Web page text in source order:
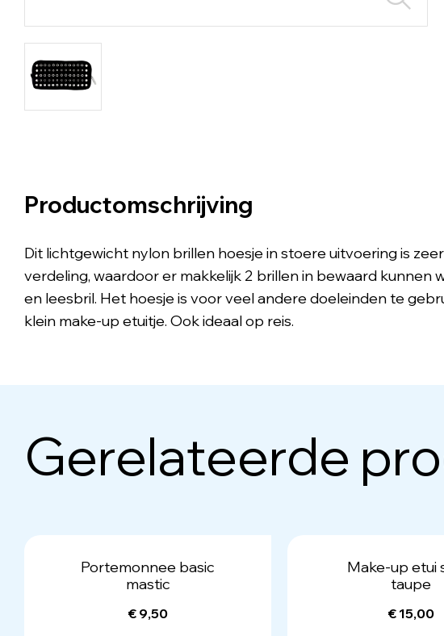
Productomschrijving
Dit lichtgewicht nylon brillen hoesje in stoere uitvoering is
verdeling, waardoor er makkelijk 2 brillen in bewaard kunnen
en leesbril. Het hoesje is voor veel andere doeleinden te
klein make-up etuitje. Ook ideaal op reis.
Gerelateerde
Portemonnee basic
mastic
€ 9,50
Make-up etui
taupe
€ 15,00